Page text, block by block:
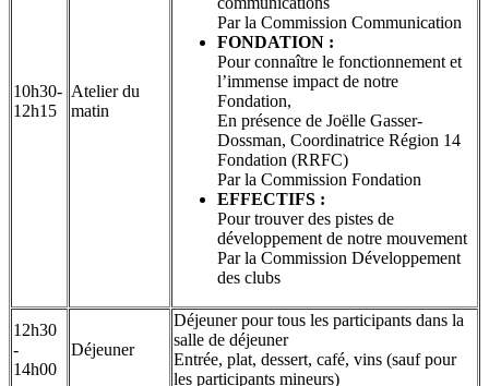
10h30-
12h15
Atelier du
matin
Par la Commission Communication
FONDATION :
Pour connaître le fonctionnement et
l’immense impact de notre
Fondation,
En présence de Joëlle Gasser-
Dossman, Coordinatrice Région 14
Fondation (RRFC)
Par la Commission Fondation
EFFECTIFS :
Pour trouver des pistes de
développement de notre mouvement
Par la Commission Développement
des clubs
12h30
-
14h00
Déjeuner
Déjeuner pour tous les participants dans la
salle de déjeuner
Entrée, plat, dessert, café, vins (sauf pour
les participants mineurs)